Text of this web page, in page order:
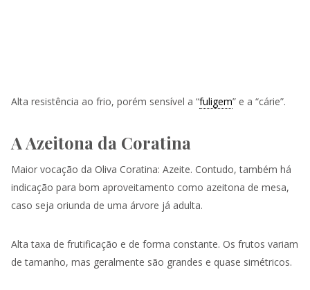
Alta resistência ao frio, porém sensível a “fuligem” e a “cárie”.
A Azeitona da Coratina
Maior vocação da Oliva Coratina: Azeite. Contudo, também há
indicação para bom aproveitamento como azeitona de mesa,
caso seja oriunda de uma árvore já adulta.
Alta taxa de frutificação e de forma constante. Os frutos variam
de tamanho, mas geralmente são grandes e quase simétricos.